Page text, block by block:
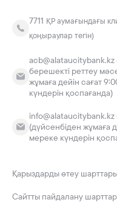
7711 ҚР аумағындағы
қоңыраулар тегін)
acb@alataucitybank.kz
берешекті реттеу
жұмаға дейін сағат
күндерін қоспағанда)
(дүйсенбіден жұмаға
мереке күндерін
Қарыздарды өтеу шарттары
Сайтты пайдалану